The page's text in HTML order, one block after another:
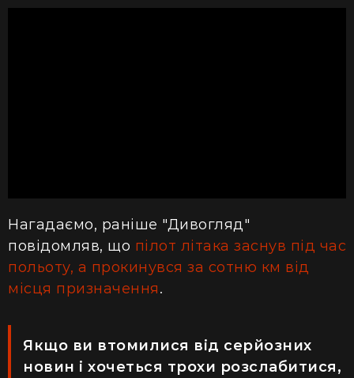
Нагадаємо, раніше "Дивогляд"
повідомляв, що пілот літака заснув під час
польоту, а прокинувся за сотню км від
місця призначення.
Якщо ви втомилися від серйозних
новин і хочеться трохи розслабитися,